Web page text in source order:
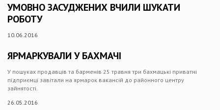
УМОВНО ЗАСУДЖЕНИХ ВЧИЛИ ШУКАТИ
РОБОТУ
10.06.2016
ЯРМАРКУВАЛИ У БАХМАЧІ
У пошуках продавців та барменів 25 травня три бахмацькі приватні
підприємці завітали на ярмарок вакансій до районного центру
зайнятості.
26.05.2016